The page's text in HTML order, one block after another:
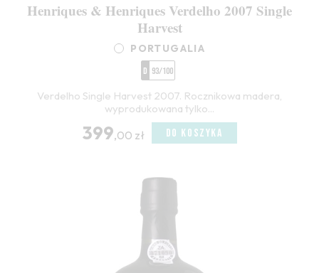
Henriques & Henriques Verdelho 2007 Single
Harvest
PORTUGALIA
D 93/100
Verdelho Single Harvest 2007. Rocznikowa madera,
wyprodukowana tylko...
399,00 zł DO KOSZYKA